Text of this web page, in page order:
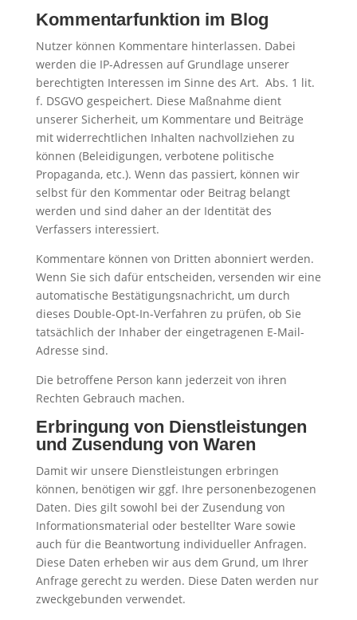
Kommentarfunktion im Blog
Nutzer können Kommentare hinterlassen. Dabei
werden die IP-Adressen auf Grundlage unserer
berechtigten Interessen im Sinne des Art. Abs. 1 lit.
f. DSGVO gespeichert. Diese Maßnahme dient
unserer Sicherheit, um Kommentare und Beiträge
mit widerrechtlichen Inhalten nachvollziehen zu
können (Beleidigungen, verbotene politische
Propaganda, etc.). Wenn das passiert, können wir
selbst für den Kommentar oder Beitrag belangt
werden und sind daher an der Identität des
Verfassers interessiert.
Kommentare können von Dritten abonniert werden.
Wenn Sie sich dafür entscheiden, versenden wir eine
automatische Bestätigungsnachricht, um durch
dieses Double-Opt-In-Verfahren zu prüfen, ob Sie
tatsächlich der Inhaber der eingetragenen E-Mail-
Adresse sind.
Die betroffene Person kann jederzeit von ihren
Rechten Gebrauch machen.
Erbringung von Dienstleistungen
und Zusendung von Waren
Damit wir unsere Dienstleistungen erbringen
können, benötigen wir ggf. Ihre personenbezogenen
Daten. Dies gilt sowohl bei der Zusendung von
Informationsmaterial oder bestellter Ware sowie
auch für die Beantwortung individueller Anfragen.
Diese Daten erheben wir aus dem Grund, um Ihrer
Anfrage gerecht zu werden. Diese Daten werden nur
zweckgebunden verwendet.